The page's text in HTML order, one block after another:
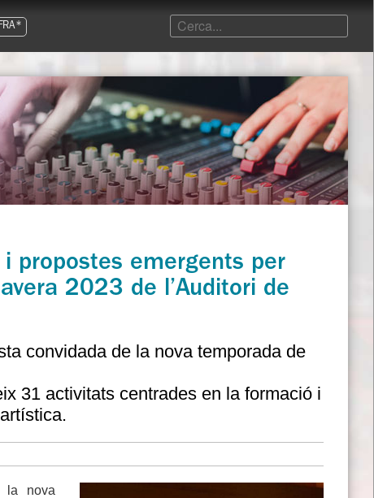
propostes emergents per
2023 de l’Auditori de
convidada de la nova temporada de
31 activitats centrades en la formació i
la nova